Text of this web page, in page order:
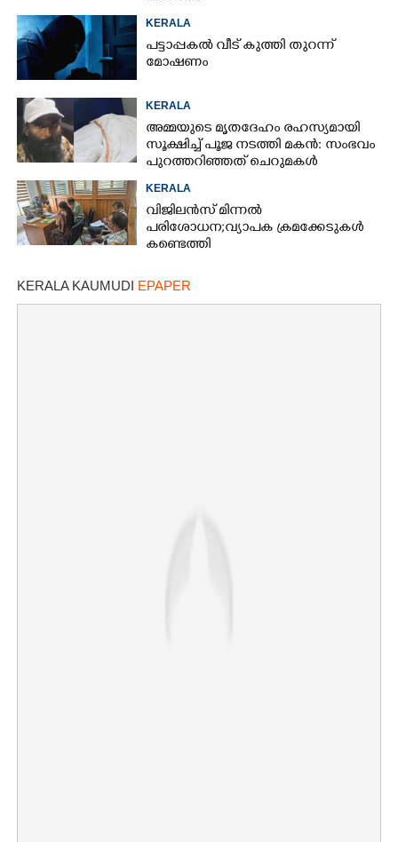
KERALA
പട്ടാപ്പകൽ വീട് കുത്തി തുറന്ന്
മോഷണം
KERALA
അമ്മയുടെ മൃതദേഹം രഹസ്യമായി
സൂക്ഷിച്ച് പൂജ നടത്തി മകൻ: സംഭവം
പുറത്തറി‌ഞ്ഞത് ചെറുമകൾ
വീട്ടിലെത്തിയപ്പോൾ
KERALA
വിജിലൻസ് മിന്നൽ
പരിശോധന; വ്യാപക ക്രമക്കേടുകൾ
കണ്ടെത്തി
KERALA KAUMUDI EPAPER